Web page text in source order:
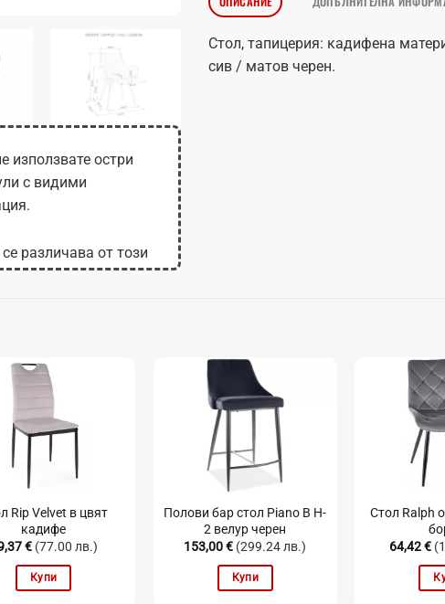
използвате остри
с видими
различава от този
Стол, тапицерия: кадифена
сив / матов черен.
Rip Velvet в цвят
кадифе
€ (77.00 лв.)
Купи
Полови бар стол Piano B H-
2 велур черен
153,00€ (299.24 лв.)
Купи
Стол Ralph
64,42€